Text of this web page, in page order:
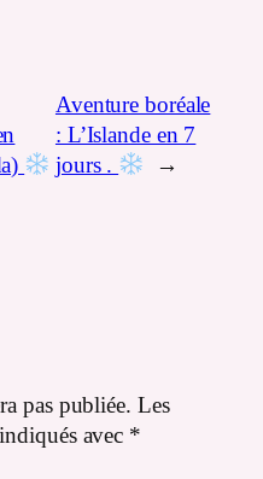
Aventure boréale
: L’Islande en 7
jours .
→
pas publiée. Les
avec *